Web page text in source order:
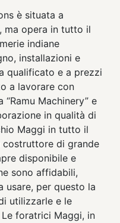
è situata a
ma opera in tutto il
indiane
installazioni e
qualificato e a prezzi
a lavorare con
“Ramu Machinery” e
in qualità di
Maggi in tutto il
costruttore di grande
disponibile e
sono affidabili,
usare, per questo la
utilizzarle e le
foratrici Maggi, in